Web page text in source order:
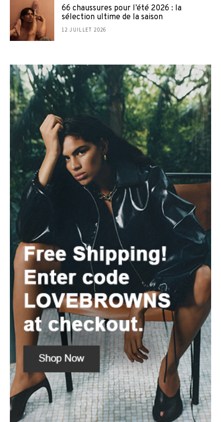
66 chaussures pour l’été 2026 : la
sélection ultime de la saison
12 JUILLET 2026